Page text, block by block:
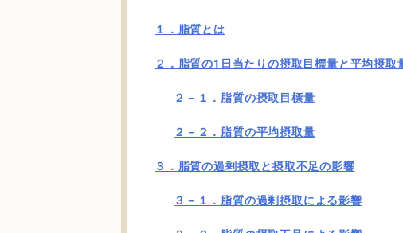
１．脂質とは
２．脂質の1日当たりの摂取目標量と平均摂取
２－１．脂質の摂取目標量
２－２．脂質の平均摂取量
３．脂質の過剰摂取と摂取不足の影響
３－１．脂質の過剰摂取による影響